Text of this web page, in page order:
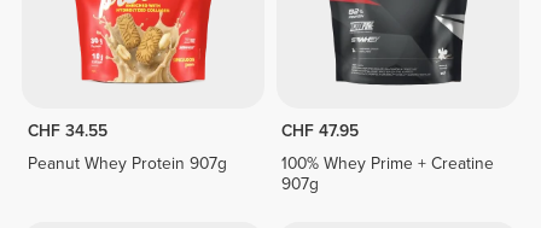
CHF 34.55
Peanut Whey Protein 907g
CHF 47.95
100% Whey Prime + Creatine
907g